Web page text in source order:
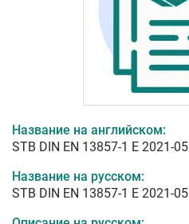
Название на английском:
STB DIN EN 13857-1 E 2021-05
Название на русском:
STB DIN EN 13857-1 E 2021-05